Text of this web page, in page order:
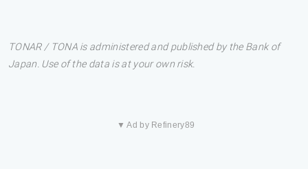
TONAR / TONA is administered and published by the Bank of
Japan. Use of the data is at your own risk.
▼ Ad by Refinery89